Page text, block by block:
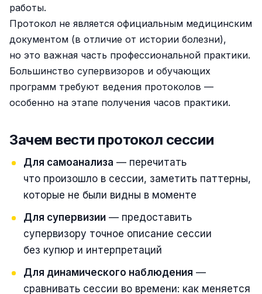
работы.
Протокол не является официальным медицинским
документом (в отличие от истории болезни),
но это важная часть профессиональной практики.
Большинство супервизоров и обучающих
программ требуют ведения протоколов —
особенно на этапе получения часов практики.
Зачем вести протокол сессии
Для самоанализа — перечитать
что произошло в сессии, заметить паттерны,
которые не были видны в моменте
Для супервизии — предоставить
супервизору точное описание сессии
без купюр и интерпретаций
Для динамического наблюдения —
сравнивать сессии во времени: как меняется